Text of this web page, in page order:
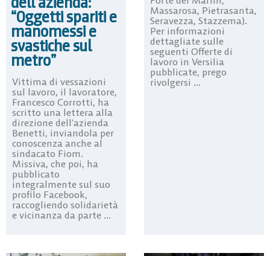
“Oggetti spariti e
manomessi e
svastiche sul
metro”
Vittima di vessazioni
sul lavoro, il lavoratore,
Francesco Corrotti, ha
scritto una lettera alla
direzione dell’azienda
Benetti, inviandola per
conoscenza anche al
sindacato Fiom.
Missiva, che poi, ha
pubblicato
integralmente sul suo
profilo Facebook,
raccogliendo solidarietà
e vicinanza da parte ...
Massarosa, Pietrasanta,
Seravezza, Stazzema).
Per informazioni
dettagliate sulle
seguenti Offerte di
lavoro in Versilia
pubblicate, prego
rivolgersi ...